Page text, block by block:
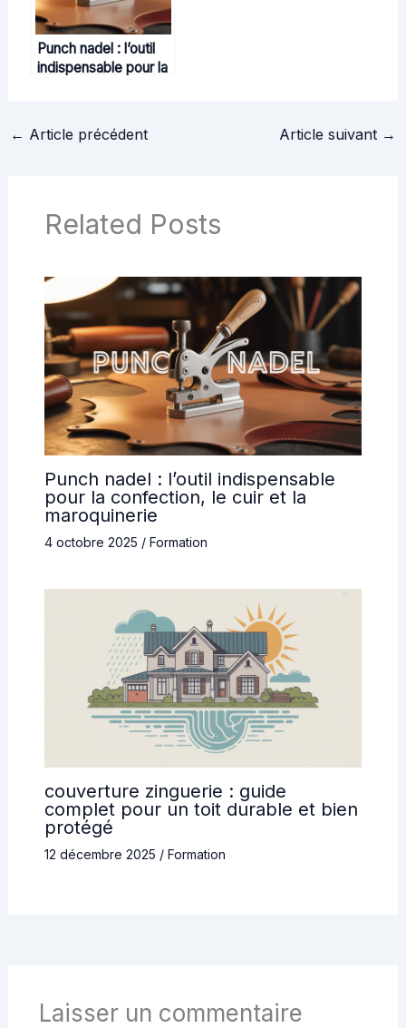
Punch nadel : l’outil
indispensable pour la
← Article précédent Article suivant →
Related Posts
Punch nadel : l’outil indispensable
pour la confection, le cuir et la
maroquinerie
4 octobre 2025 / Formation
couverture zinguerie : guide
complet pour un toit durable et bien
protégé
12 décembre 2025 / Formation
Laisser un commentaire